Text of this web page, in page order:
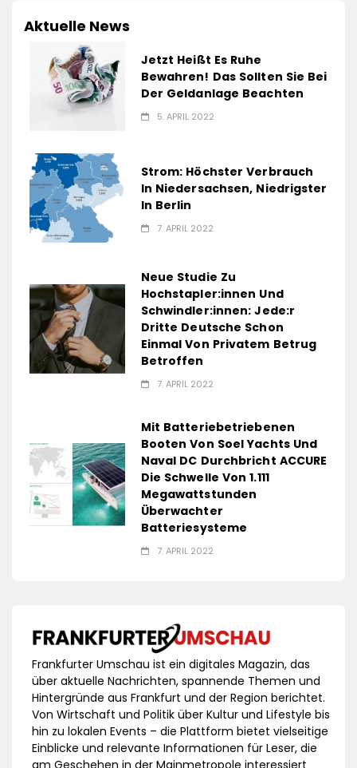
Aktuelle News
Jetzt Heißt Es Ruhe
Bewahren! Das Sollten Sie Bei
Der Geldanlage Beachten
5. APRIL 2022
Strom: Höchster Verbrauch
In Niedersachsen, Niedrigster
In Berlin
7. APRIL 2022
Neue Studie Zu
Hochstapler:innen Und
Schwindler:innen: Jede:r
Dritte Deutsche Schon
Einmal Von Privatem Betrug
Betroffen
7. APRIL 2022
Mit Batteriebetriebenen
Booten Von Soel Yachts Und
Naval DC Durchbricht ACCURE
Die Schwelle Von 1.111
Megawattstunden
Überwachter
Batteriesysteme
7. APRIL 2022
Frankfurter Umschau ist ein digitales Magazin, das
über aktuelle Nachrichten, spannende Themen und
Hintergründe aus Frankfurt und der Region berichtet.
Von Wirtschaft und Politik über Kultur und Lifestyle bis
hin zu lokalen Events – die Plattform bietet vielseitige
Einblicke und relevante Informationen für Leser, die
am Geschehen in der Mainmetropole interessiert